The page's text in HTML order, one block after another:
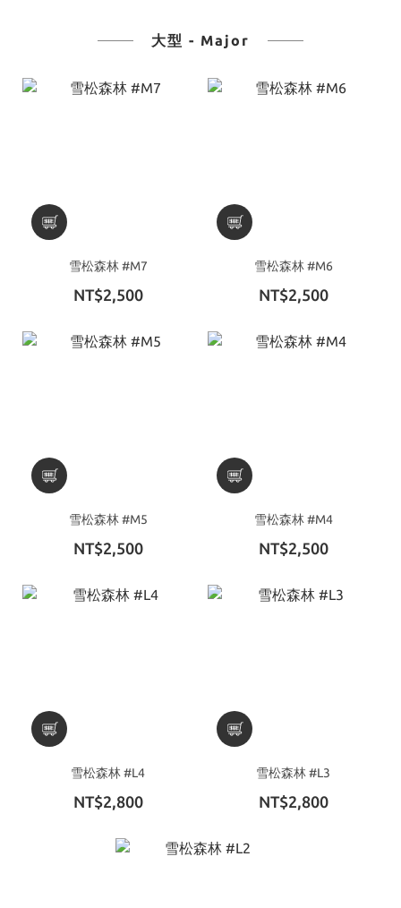
大型 - Major
雪松森林 #M7
NT$2,500
雪松森林 #M6
NT$2,500
雪松森林 #M5
NT$2,500
雪松森林 #M4
NT$2,500
雪松森林 #L4
NT$2,800
雪松森林 #L3
NT$2,800